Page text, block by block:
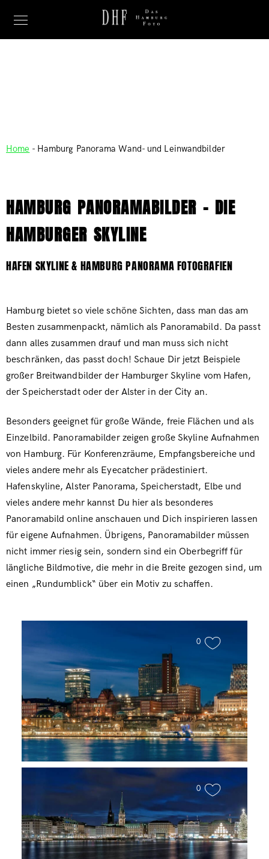
Home - Hamburg Panorama Wand- und Leinwandbilder
HAMBURG PANORAMABILDER - DIE
HAMBURGER SKYLINE
HAFEN SKYLINE & HAMBURG PANORAMA FOTOGRAFIEN
Hamburg bietet so viele schöne Sichten, dass man das am
Besten zusammenpackt, nämlich als Panoramabild. Da passt
dann alles zusammen drauf und man muss sich nicht
beschränken, das passt doch! Schaue Dir jetzt Beispiele
großer Breitwandbilder der Hamburger Skyline vom Hafen,
der Speicherstadt oder der Alster in der City an.
Besonders geeignet für große Wände, freie Flächen und als
Einzelbild. Panoramabilder zeigen große Skyline Aufnahmen
von Hamburg. Für Konferenzräume, Empfangsbereiche und
vieles andere mehr als Eyecatcher prädestiniert.
Hafenskyline, Alster Panorama, Speicherstadt, Elbe und
vieles andere mehr kannst Du hier als besonderes
Panoramabild online anschauen und Dich inspirieren lassen
für eigene Aufnahmen. Übrigens, Panoramabilder müssen
nicht immer riesig sein, sondern sind ein Oberbegriff für
längliche Bildmotive, die mehr in die Breite gezogen sind, um
einen „Rundumblick“ über ein Motiv zu schaffen.
0
Hamburger Hafenpanorama
0